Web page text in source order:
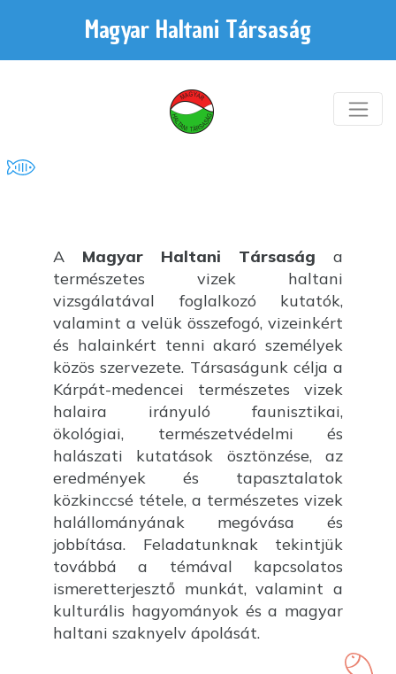
Magyar Haltani Társaság
A Magyar Haltani Társaság a
természetes vizek haltani
vizsgálatával foglalkozó kutatók,
valamint a velük összefogó, vizeinkért
és halainkért tenni akaró személyek
közös szervezete. Társaságunk célja a
Kárpát-medencei természetes vizek
halaira irányuló faunisztikai,
ökológiai, természetvédelmi és
halászati kutatások ösztönzése, az
eredmények és tapasztalatok
közkinccsé tétele, a természetes vizek
halállományának megóvása és
jobbítása. Feladatunknak tekintjük
továbbá a témával kapcsolatos
ismeretterjesztő munkát, valamint a
kulturális hagyományok és a magyar
haltani szaknyelv ápolását.